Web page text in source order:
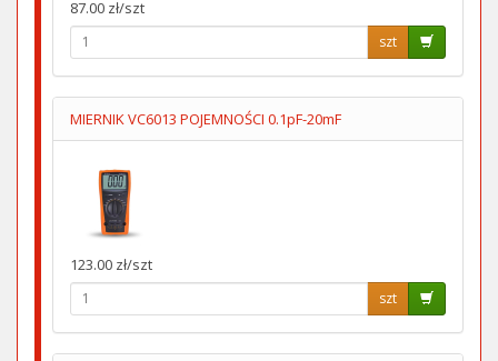
87.00 zł/szt
szt
MIERNIK VC6013 POJEMNOŚCI 0.1pF-20mF
123.00 zł/szt
szt